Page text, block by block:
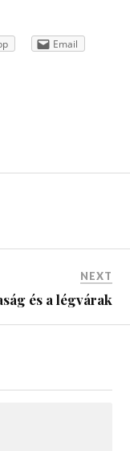
Email
NEXT
és a légvárak